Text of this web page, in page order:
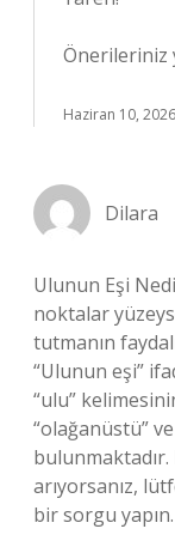
Önerileriniz
Haziran 10, 2026
Dilara
Ulunun Eşi
noktalar
tutmanın
“Ulunun eşi”
“ulu”
“olağanüstü”
arıyorsanız,
bir sorgu yapın.